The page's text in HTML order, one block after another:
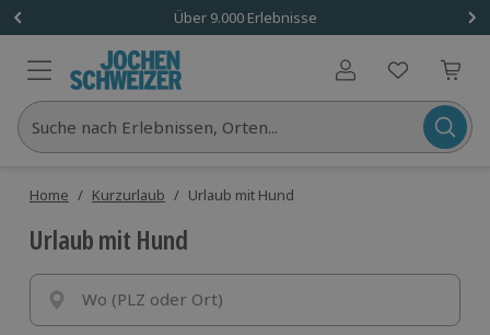
Über 9.000 Erlebnisse
Benutzerkonto
Suche nach Erlebnissen, Orten...
Home / Kurzurlaub / Urlaub mit Hund
Urlaub mit Hund
Wo (PLZ oder Ort)